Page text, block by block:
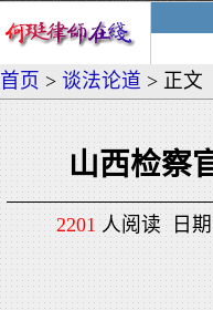
首页 > 谈法论道 > 正文
山西检察
2201 人阅读 日期